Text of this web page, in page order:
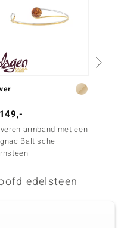
armband met een
Baltische
edelsteen